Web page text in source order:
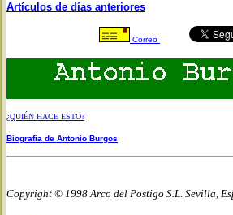
Artículos de días anteriores
Correo
¿QUIÉN HACE ESTO?
Biografía de Antonio Burgos
Copyright © 1998 Arco del Postigo S.L. Sevilla,